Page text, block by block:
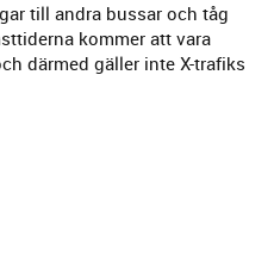
till andra bussar och tåg
kommer att vara
därmed gäller inte X-trafiks